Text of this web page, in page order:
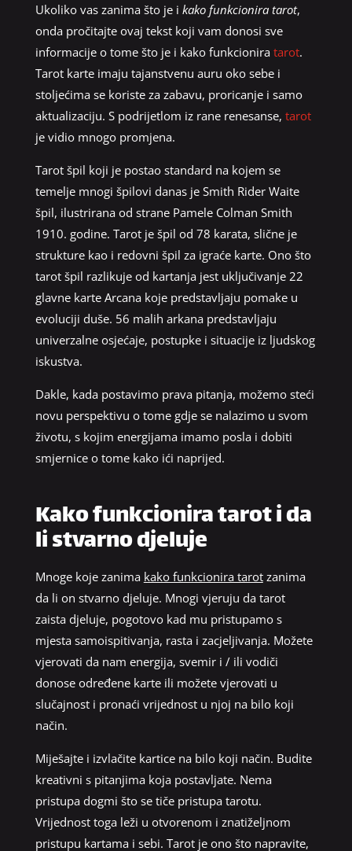
Ukoliko vas zanima što je i kako funkcionira tarot,
onda pročitajte ovaj tekst koji vam donosi sve
informacije o tome što je i kako funkcionira tarot.
Tarot karte imaju tajanstvenu auru oko sebe i
stoljećima se koriste za zabavu, proricanje i samo
aktualizaciju. S podrijetlom iz rane renesanse, tarot
je vidio mnogo promjena.
Tarot špil koji je postao standard na kojem se
temelje mnogi špilovi danas je Smith Rider Waite
špil, ilustrirana od strane Pamele Colman Smith
1910. godine. Tarot je špil od 78 karata, slične je
strukture kao i redovni špil za igraće karte. Ono što
tarot špil razlikuje od kartanja jest uključivanje 22
glavne karte Arcana koje predstavljaju pomake u
evoluciji duše. 56 malih arkana predstavljaju
univerzalne osjećaje, postupke i situacije iz ljudskog
iskustva.
Dakle, kada postavimo prava pitanja, možemo steći
novu perspektivu o tome gdje se nalazimo u svom
životu, s kojim energijama imamo posla i dobiti
smjernice o tome kako ići naprijed.
Kako funkcionira tarot i da
li stvarno djeluje
Mnoge koje zanima kako funkcionira tarotzanima
da li on stvarno djeluje. Mnogi vjeruju da tarot
zaista djeluje, pogotovo kad mu pristupamo s
mjesta samoispitivanja, rasta i zacjeljivanja. Možete
vjerovati da nam energija, svemir i / ili vodiči
donose određene karte ili možete vjerovati u
slučajnost i pronaći vrijednost u njoj na bilo koji
način.
Miješajte i izvlačite kartice na bilo koji način. Budite
kreativni s pitanjima koja postavljate. Nema
pristupa dogmi što se tiče pristupa tarotu.
Vrijednost toga leži u otvorenom i znatiželjnom
pristupu kartama i sebi. Tarot je ono što napravite,